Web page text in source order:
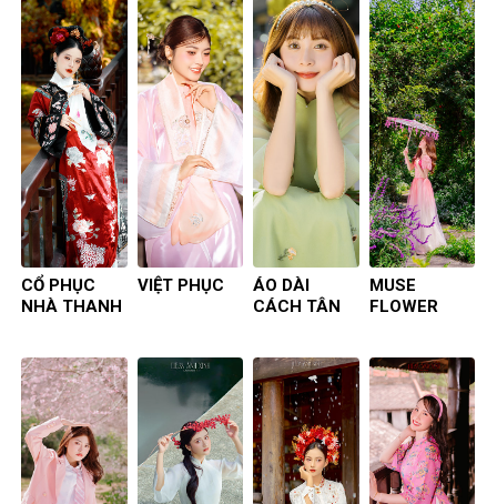
CỔ PHỤC
NHÀ THANH
VIỆT PHỤC
ÁO DÀI
CÁCH TÂN
MUSE
FLOWER